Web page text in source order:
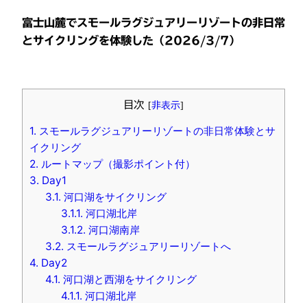
富士山麓でスモールラグジュアリーリゾートの非日常
とサイクリングを体験した（2026/3/7）
目次 [非表示]
1. スモールラグジュアリーリゾートの非日常体験とサ
イクリング
2. ルートマップ（撮影ポイント付）
3. Day1
3.1. 河口湖をサイクリング
3.1.1. 河口湖北岸
3.1.2. 河口湖南岸
3.2. スモールラグジュアリーリゾートへ
4. Day2
4.1. 河口湖と西湖をサイクリング
4.1.1. 河口湖北岸